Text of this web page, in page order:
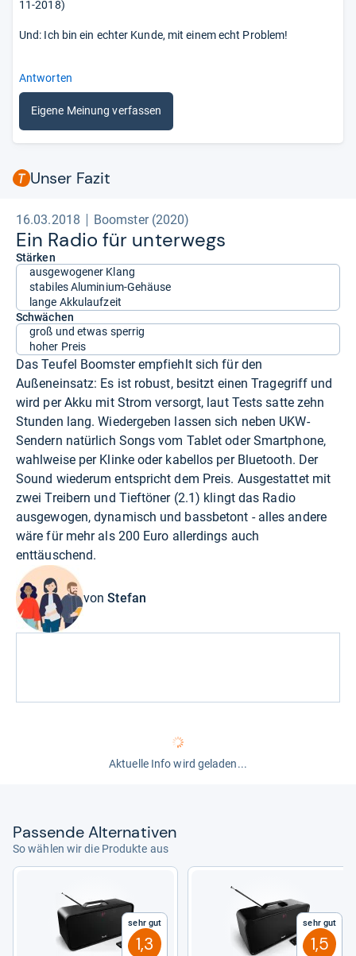
11-2018)
Und: Ich bin ein echter Kunde, mit einem echt Problem!
Antworten
Eigene Meinung verfassen
Unser Fazit
16.03.2018 Boomster (2020)
Ein Radio für unter­wegs
Stärken
ausgewogener Klang
stabiles Aluminium-Gehäuse
lange Akkulaufzeit
Schwächen
groß und etwas sperrig
hoher Preis
Das Teufel Boomster empfiehlt sich für den
Außeneinsatz: Es ist robust, besitzt einen Tragegriff und
wird per Akku mit Strom versorgt, laut Tests satte zehn
Stunden lang. Wiedergeben lassen sich neben UKW-
Sendern natürlich Songs vom Tablet oder Smartphone,
wahlweise per Klinke oder kabellos per Bluetooth. Der
Sound wiederum entspricht dem Preis. Ausgestattet mit
zwei Treibern und Tieftöner (2.1) klingt das Radio
ausgewogen, dynamisch und bassbetont - alles andere
wäre für mehr als 200 Euro allerdings auch
enttäuschend.
vonStefan
Aktuelle Info wird geladen...
Pas­sende Alter­na­ti­ven
So wählen wir die Produkte aus
Sehr gut
1,3
Sehr gut
1,5